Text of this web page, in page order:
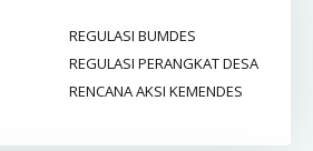
REGULASI BUMDES
REGULASI PERANGKAT DESA
RENCANA AKSI KEMENDES